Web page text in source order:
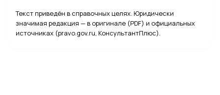
Текст приведён в справочных целях. Юридически
значимая редакция — в оригинале (PDF) и официальных
источниках (pravo.gov.ru, КонсультантПлюс).